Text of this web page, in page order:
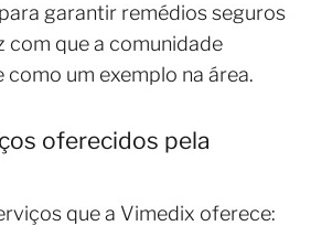
garantir remédios seguros
com que a comunidade
como um exemplo na área.
oferecidos pela
que a Vimedix oferece: